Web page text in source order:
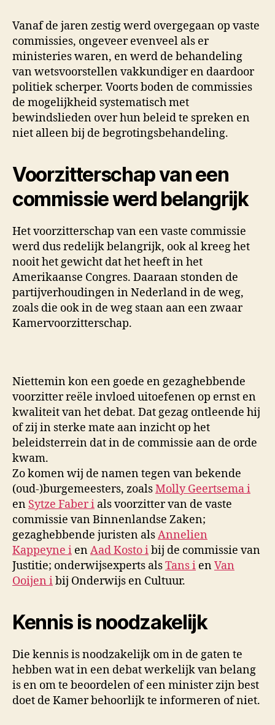
Vanaf de jaren zestig werd overgegaan op vaste
commissies, ongeveer evenveel als er
ministeries waren, en werd de behandeling
van wetsvoorstellen vakkundiger en daardoor
politiek scherper. Voorts boden de commissies
de mogelijkheid systematisch met
bewindslieden over hun beleid te spreken en
niet alleen bij de begrotingsbehandeling.
Voorzitterschap van een
commissie werd belangrijk
Het voorzitterschap van een vaste commissie
werd dus redelijk belangrijk, ook al kreeg het
nooit het gewicht dat het heeft in het
Amerikaanse Congres. Daaraan stonden de
partijverhoudingen in Nederland in de weg,
zoals die ook in de weg staan aan een zwaar
Kamervoorzitterschap.
Niettemin kon een goede en gezaghebbende
voorzitter reële invloed uitoefenen op ernst en
kwaliteit van het debat. Dat gezag ontleende hij
of zij in sterke mate aan inzicht op het
beleidsterrein dat in de commissie aan de orde
kwam.
Zo komen wij de namen tegen van bekende
(oud-)burgemeesters, zoalsMolly Geertsemai
en Sytze Faberi als voorzitter van de vaste
commissie van Binnenlandse Zaken;
gezaghebbende juristen alsAnnelien
Kappeyne i enAad Kostoibij de commissie van
Justitie; onderwijsexperts alsTansi enVan
Ooijen ibij Onderwijs en Cultuur.
Kennis is noodzakelijk
Die kennis is noodzakelijk om in de gaten te
hebben wat in een debat werkelijk van belang
is en om te beoordelen of een minister zijn best
doet de Kamer behoorlijk te informeren of niet.